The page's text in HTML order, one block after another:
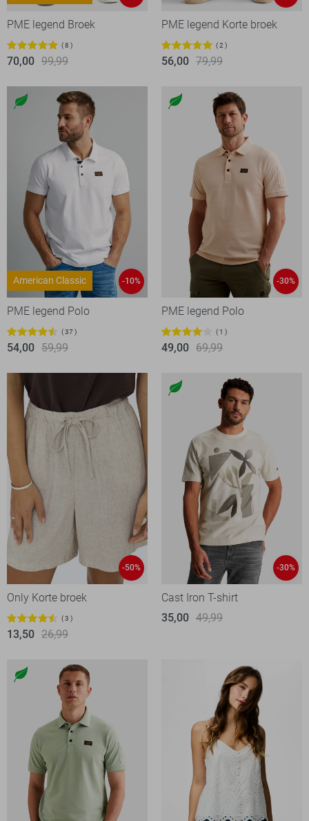
PME legend Broek
8
70,00 99,99
PME legend Korte broek
2
56,00 79,99
American Classic -10%
PME legend Polo
37
54,00 59,99
-30%
PME legend Polo
1
49,00 69,99
-50%
Only Korte broek
3
13,50 26,99
-30%
Cast Iron T-shirt
35,00 49,99